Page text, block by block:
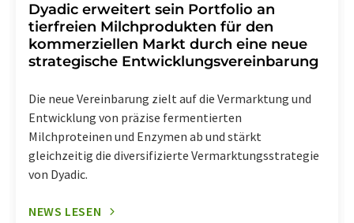
Dyadic erweitert sein Portfolio an
tierfreien Milchprodukten für den
kommerziellen Markt durch eine neue
strategische Entwicklungsvereinbarung
Die neue Vereinbarung zielt auf die Vermarktung und
Entwicklung von präzise fermentierten
Milchproteinen und Enzymen ab und stärkt
gleichzeitig die diversifizierte Vermarktungsstrategie
von Dyadic.
NEWS LESEN